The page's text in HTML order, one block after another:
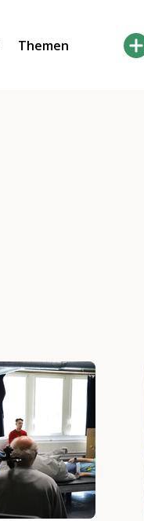
Themen